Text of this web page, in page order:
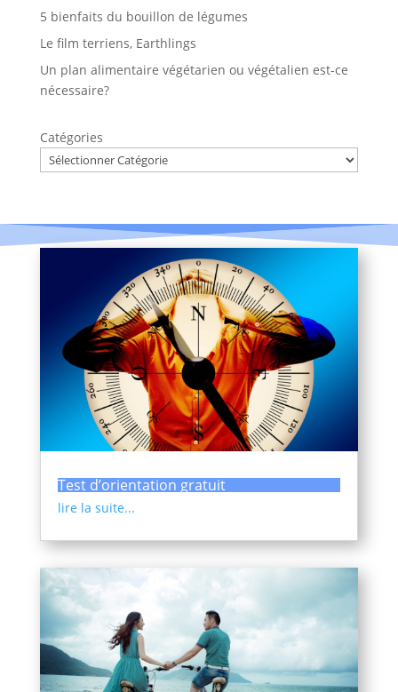
5 bienfaits du bouillon de légumes
Le film terriens, Earthlings
Un plan alimentaire végétarien ou végétalien est-ce
nécessaire?
Catégories
Test d’orientation gratuit
lire la suite...